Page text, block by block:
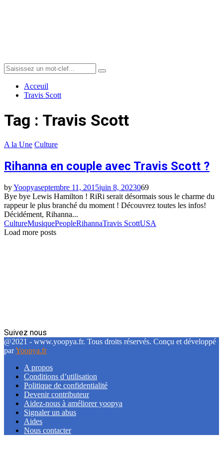
Search
for:
Search
Acceuil
Travis Scott
Tag : Travis Scott
A la Une Culture
Rihanna en couple avec Travis Scott ?
byYoopyaseptembre 11, 2015juin 8, 2023069
Bye bye Lewis Hamilton ! RiRi serait désormais sous le charme du
rappeur le plus branché du moment ! Découvrez toutes les infos!
Décidément, Rihanna...
CultureMusiquePeopleRihannaTravis ScottUSA
Load more posts
Suivez nous
Facebook
Twitter
Linkedin
@2021 - www.yoopya.fr. Tous droits réservés. Conçu et développé
parYoopya.fr
A propos
Conditions d’utilisation
Politique de confidentialité
Devenir contributeur
Aidez-nous à améliorer yoopya
Signaler un abus
Aides
Nous contacter